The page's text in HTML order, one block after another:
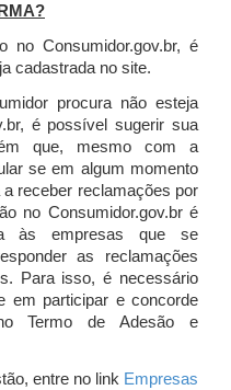
no Consumidor.gov.br, é
cadastrada no site.
procura não esteja
é possível sugerir sua
que, mesmo com a
se em algum momento
receber reclamações por
no Consumidor.gov.br é
às empresas que se
as reclamações
Para isso, é necessário
em participar e concorde
Termo de Adesão e
entre no link Empresas